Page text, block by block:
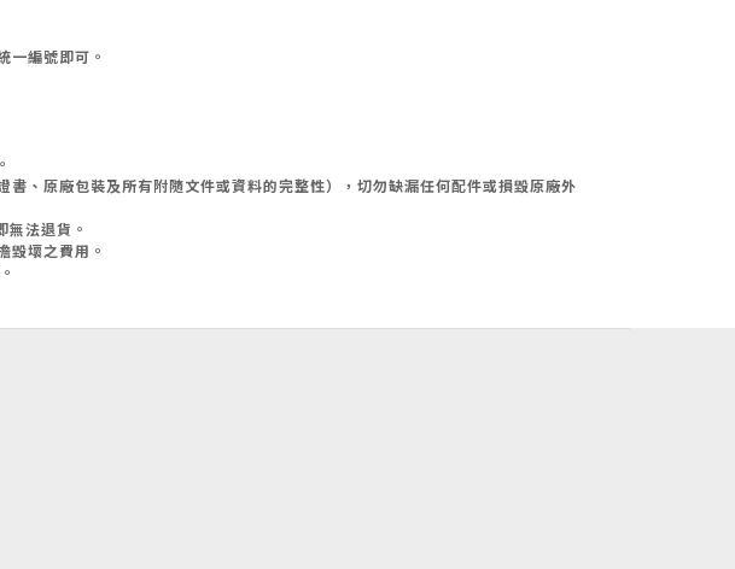
一編號即可。
、原廠包裝及所有附隨文件或資料的完整性），切勿缺漏任何配件或損毀原廠外
法退貨。
毀壞之費用。